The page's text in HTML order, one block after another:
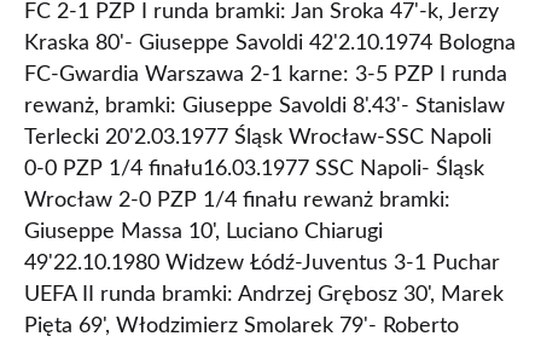
FC 2-1 PZP I runda bramki: Jan Sroka 47'-k, Jerzy
Kraska 80'- Giuseppe Savoldi 42'2.10.1974 Bologna
FC-Gwardia Warszawa 2-1 karne: 3-5 PZP I runda
rewanż, bramki: Giuseppe Savoldi 8'.43'- Stanislaw
Terlecki 20'2.03.1977 Śląsk Wrocław-SSC Napoli
0-0 PZP 1/4 finału16.03.1977 SSC Napoli- Śląsk
Wrocław 2-0 PZP 1/4 finału rewanż bramki:
Giuseppe Massa 10', Luciano Chiarugi
49'22.10.1980 Widzew Łódź-Juventus 3-1 Puchar
UEFA II runda bramki: Andrzej Grębosz 30', Marek
Pięta 69', Włodzimierz Smolarek 79'- Roberto